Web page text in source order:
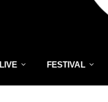
LIVE FESTIVAL